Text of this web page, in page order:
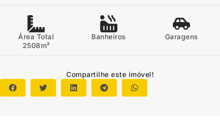
Área Total
2508m²
Banheiros Garagens
Compartilhe este imóvel!